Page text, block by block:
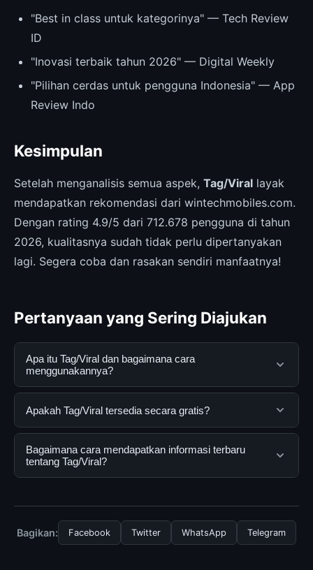
"Best in class untuk kategorinya" — Tech Review
ID
"Inovasi terbaik tahun 2026" — Digital Weekly
"Pilihan cerdas untuk pengguna Indonesia" — App
Review Indo
Kesimpulan
Setelah menganalisis semua aspek, Tag/Viral layak
mendapatkan rekomendasi dari wintechmobiles.com.
Dengan rating 4.9/5 dari 712.678 pengguna di tahun
2026, kualitasnya sudah tidak perlu dipertanyakan
lagi. Segera coba dan rasakan sendiri manfaatnya!
Pertanyaan yang Sering Diajukan
Apa itu Tag/Viral dan bagaimana cara
menggunakannya?
Tag/Viral adalah layanan digital yang dirancang untuk
dan terpercaya. Anda dapat menggunakannya dengan
mengunjungi situs resmi dan mengikuti panduan yang
tersedia.
Apakah Tag/Viral tersedia secara gratis?
Ya, Tag/Viral dapat diakses secara gratis oleh semua
pengguna. Tidak ada biaya tersembunyi atau langganan
yang diperlukan untuk menggunakan layanan dasar
Bagaimana cara mendapatkan informasi terbaru
tentang Tag/Viral?
secara berkala. Kami selalu memperbarui konten
dengan informasi terkini dan terpercaya.
Bagikan: Facebook Twitter WhatsApp Telegram